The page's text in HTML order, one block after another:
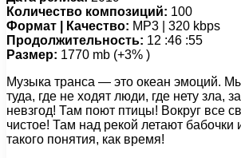
Количество композиций: 100
Формат | Качество: MP3 | 320 kbps
Продолжительность: 12 :46 :55
Размер: 1770 mb (+3% )
Mузыка транса — это океан эмоций.
туда, где не ходят люди, где нету зла,
невзгод! Там поют птицы! Вокруг все
чистое! Там над рекой летают бабочки
такого понятия, как время!